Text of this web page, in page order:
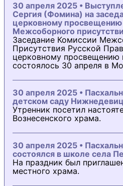
30 апреля 2025 •
Сергия (Фомина) на
церковному просвещению
Межсоборного
Заседание Комиссии
Присутствия Русской
церковному просвещению
состоялось 30 апреля в
30 апреля 2025 •
детском саду
Утренник посетил
Вознесенского храма.
30 апреля 2025 •
состоялся в школе села
На праздник был
местного храма.